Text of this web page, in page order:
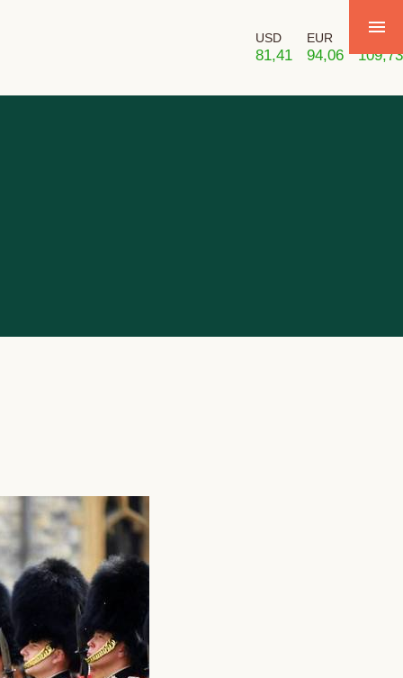
USD
81,41
EUR
94,06 109,73